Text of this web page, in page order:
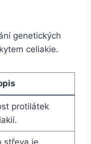
genetických
celiakie.
protilátek
střeva je